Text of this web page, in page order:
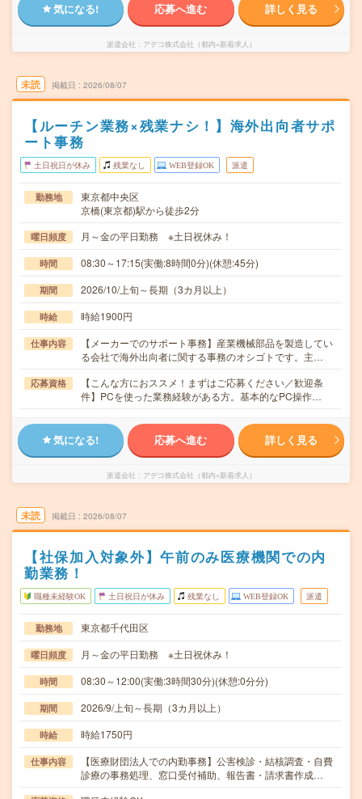
気になる! 応募へ進む 詳しく見る
派遣会社 アデコ株式会社（都内×新着求人）
未読 掲載日 2026/08/07
【ルーチン業務×残業ナシ！】海外出向者サポ
ート事務
土日祝日が休み 残業なし WEB登録OK 派遣
勤務地
東京都中央区
京橋(東京都)駅から徒歩2分
曜日頻度 月～金の平日勤務 ※土日祝休み！
時間 08:30～17:15(実働:8時間0分)(休憩:45分)
期間 2026/10/上旬～長期（3カ月以上）
時給 時給1900円
仕事内容
【メーカーでのサポート事務】産業機械部品を製造してい
る会社で海外出向者に関する事務のオシゴトです。主…
応募資格
【こんな方におススメ！まずはご応募ください／歓迎条
件】PCを使った業務経験がある方。基本的なPC操作…
気になる! 応募へ進む 詳しく見る
派遣会社 アデコ株式会社（都内×新着求人）
未読 掲載日 2026/08/07
【社保加入対象外】午前のみ医療機関での内
勤業務！
職種未経験OK 土日祝日が休み 残業なし WEB登録OK 派遣
勤務地 東京都千代田区
曜日頻度 月～金の平日勤務 ※土日祝休み！
時間 08:30～12:00(実働:3時間30分)(休憩:0分分)
期間 2026/9/上旬～長期（3カ月以上）
時給 時給1750円
仕事内容
【医療財団法人での内勤事務】公害検診・結核調査・自費
診療の事務処理、窓口受付補助、報告書・請求書作成…